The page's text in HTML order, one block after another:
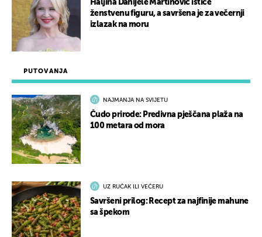
PUTOVANJA
NAJMANJA NA SVIJETU
Čudo prirode: Predivna pješčana plaža na
100 metara od mora
UZ RUČAK ILI VEČERU
Savršeni prilog: Recept za najfinije mahune
sa špekom
Haljina Danijele Martinović ističe
ženstvenu figuru, a savršena je za večernji
izlazak na moru